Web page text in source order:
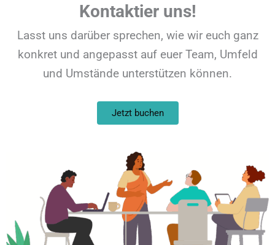
Kontaktier uns!
Lasst uns darüber sprechen, wie wir euch ganz
konkret und angepasst auf euer Team, Umfeld
und Umstände unterstützen können.
Jetzt buchen